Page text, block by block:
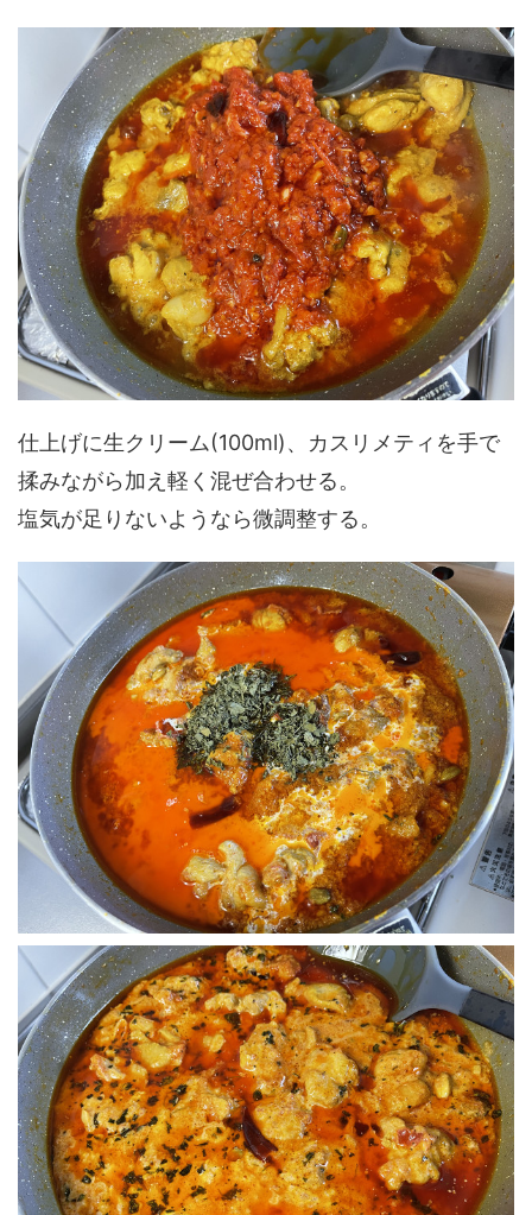
仕上げに生クリーム(100ml)、カスリメティを手で
揉みながら加え軽く混ぜ合わせる。
塩気が足りないようなら微調整する。